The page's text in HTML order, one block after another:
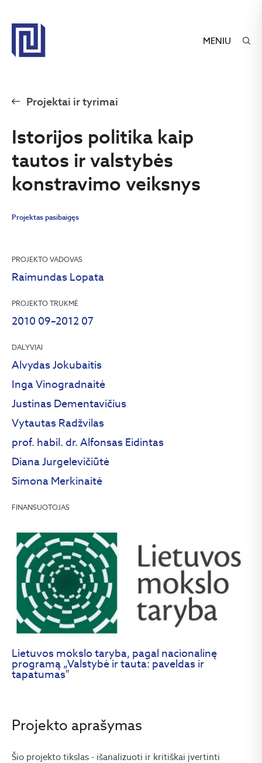
MENIU
Projektai ir tyrimai
Istorijos politika kaip
tautos ir valstybės
konstravimo veiksnys
Projektas pasibaigęs
PROJEKTO VADOVAS
Raimundas Lopata
PROJEKTO TRUKMĖ
2010 09–2012 07
DALYVIAI
Alvydas Jokubaitis
Inga Vinogradnaitė
Justinas Dementavičius
Vytautas Radžvilas
prof. habil. dr. Alfonsas Eidintas
Diana Jurgelevičiūtė
Simona Merkinaitė
FINANSUOTOJAS
Lietuvos mokslo taryba, pagal nacionalinę
programą „Valstybė ir tauta: paveldas ir
tapatumas"
Projekto aprašymas
Šio projekto tikslas - išanalizuoti ir kritiškai įvertinti